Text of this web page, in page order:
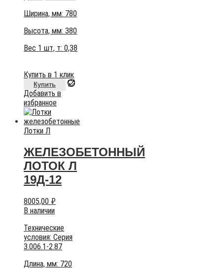
Ширина, мм: 780
Высота, мм: 380
Вес 1 шт, т: 0,38
Купить в 1 клик
Купить
Добавить в
избранное
Лотки Л
ЖЕЛЕЗОБЕТОННЫЙ
ЛОТОК Л
19Д-12
8005,00 ₽
В наличии
Технические
условия: Серия
3.006.1-2.87
Длина, мм: 720